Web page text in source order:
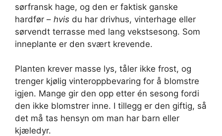
sørfransk hage, og den er faktisk ganske
hardfør – hvis du har drivhus, vinterhage eller
sørvendt terrasse med lang vekstsesong. Som
inneplante er den svært krevende.
Planten krever masse lys, tåler ikke frost, og
trenger kjølig vinteroppbevaring for å blomstre
igjen. Mange gir den opp etter én sesong fordi
den ikke blomstrer inne. I tillegg er den giftig, så
det må tas hensyn om man har barn eller
kjæledyr.